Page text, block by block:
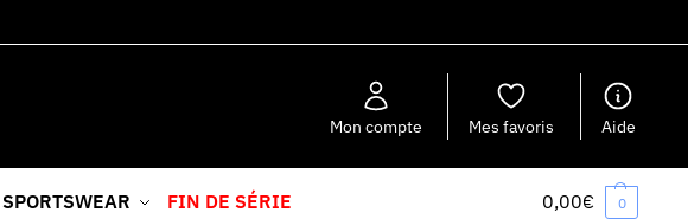
Mon compte Mes favoris Aide
SPORTSWEAR FIN DE SÉRIE 0,00€ 0